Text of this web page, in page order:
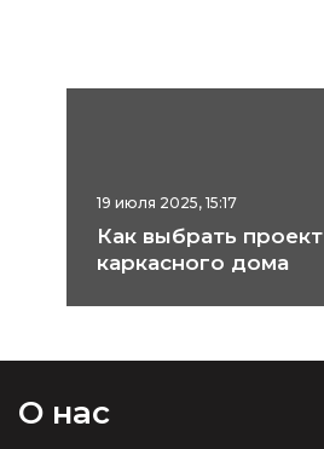
19 июля 2025, 15:17
Как выбрать проект
каркасного дома
О нас